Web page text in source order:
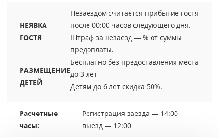
НЕЯВКА
ГОСТЯ
Незаездом считается прибытие гостя
после 00:00 часов следующего дня.
Штраф за незаезд — % от суммы
предоплаты.
РАЗМЕЩЕНИЕ
ДЕТЕЙ
Бесплатно без предоставления места
до 3 лет
Детям до 6 лет скидка 50%.
Расчетные
часы:
Регистрация заезда — 14:00
выезд — 12:00